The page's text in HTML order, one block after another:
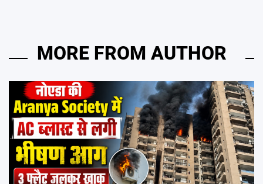
MORE FROM AUTHOR